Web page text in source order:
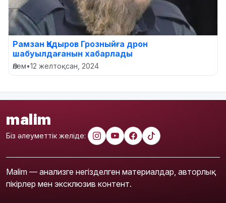
Рамзан Қадыров Грозныйға дрон
шабуылдағанын хабарлады
Әлем•12 желтоқсан, 2024
malim
Біз әлеуметтік желіде:
Malim — анализге негізделген материалдар, авторлық
пікірлер мен эксклюзив контент.